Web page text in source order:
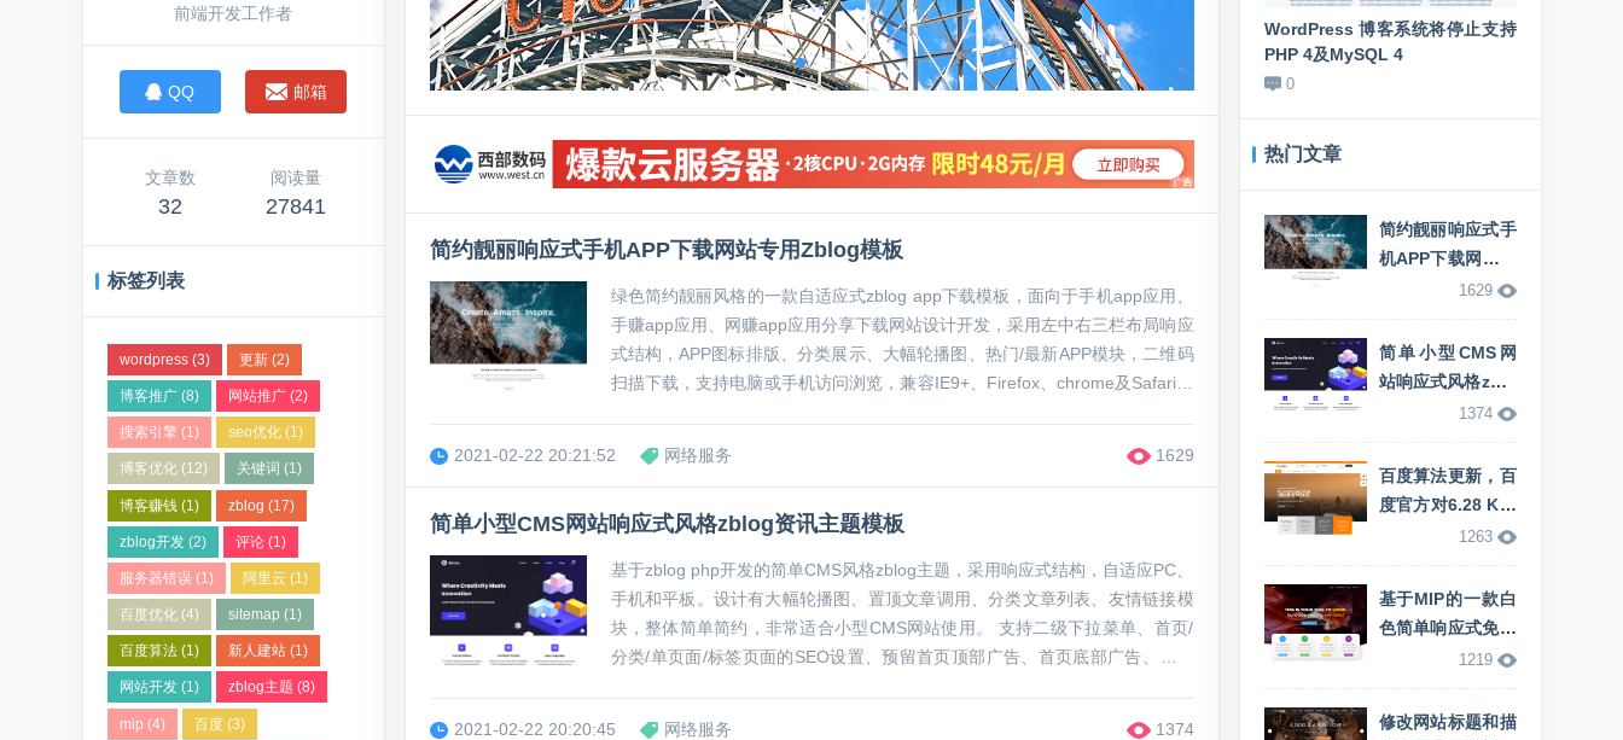
前端开发工作者
QQ 邮箱
文章数
32
阅读量
27841
标签列表
wordpress(3) 更新(2)
博客推广(8) 网站推广(2)
搜索引擎(1) seo优化(1)
博客优化(12) 关键词 (1)
博客赚钱(1) zblog (17)
zblog开发(2) 评论(1)
服务器错误(1) 阿里云 (1)
百度优化(4) sitemap (1)
百度算法(1) 新人建站(1)
网站开发(1) zblog主题 (8)
mip (4) 百度(3)
简约靓丽响应式手机APP下载网站专用Zblog模板
绿色简约靓丽风格的一款自适应式zblog app下载模板，面向于手机app应用、
手赚app应用、网赚app应用分享下载网站设计开发，采用左中右三栏布局响应
式结构，APP图标排版、分类展示、大幅轮播图、热门/最新APP模块，二维码
扫描下载，支持电脑或手机访问浏览，兼容IE9+、Firefox、chrome及Safari等
2021-02-22 20:21:52 网络服务 1629
简单小型CMS网站响应式风格zblog资讯主题模板
基于zblog php开发的简单CMS风格zblog主题，采用响应式结构，自适应PC、
手机和平板。设计有大幅轮播图、置顶文章调用、分类文章列表、友情链接模
块，整体简单简约，非常适合小型CMS网站使用。 支持二级下拉菜单、首页/
分类/单页面/标签页面的SEO设置、预留首页顶部广告、首页底部广告、分类
2021-02-22 20:20:45 网络服务 1374
新站必备：主流中文搜索引擎，
博客网址提交入口
0
博客如何推广？对博客评论推广
手段的一点点看法
0
怎么样把博客打造成能留得住访
客的网站
0
WordPress 博客系统将停止支持
PHP 4及MySQL 4
0
新站该如何
热门文章
简约靓丽响应式手
机APP下载网站专
用Zblog模板1629
简单小型CMS网
站响应式风格zblo
g资讯主题模板
1374
百度算法更新，百
度官方对6.28 K站
事件发表公告
1263
基于MIP的一款白
色简单响应式免费
zblog mip主题
1219
修改网站标题和描